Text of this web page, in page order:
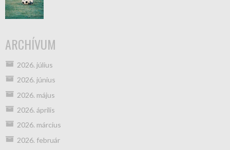
ARCHÍVUM
2026. július
2026. június
2026. május
2026. április
2026. március
2026. február